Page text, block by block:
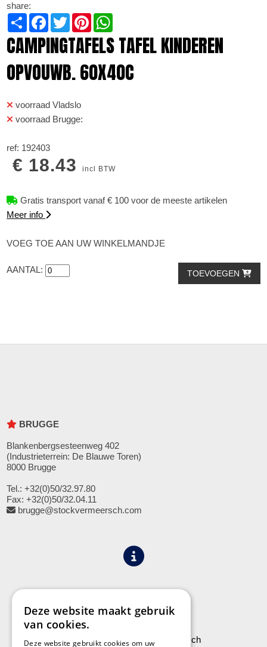
share:
Share Facebook
TwitterPinterest
CAMPINGTAFELS TAFEL KINDEREN
OPVOUWB. 60X40C
voorraad Vladslo
voorraad Brugge:
ref: 192403
€ 18.43incl BTW
Gratis transport vanaf € 100 voor de meeste artikelen
Meer info
VOEG TOE AAN UW WINKELMANDJE
AANTAL: TOEVOEGEN
BRUGGE
Blankenbergsesteenweg 402
(Industrieterrein: De Blauwe Toren)
8000 Brugge
Tel.: +32(0)50/32.97.80
Fax: +32(0)50/32.04.11
brugge@stockvermeersch.com
Leveringen aan Stock Vermeersch
Deze website maakt gebruik
van cookies.
Deze website gebruikt cookies om uw